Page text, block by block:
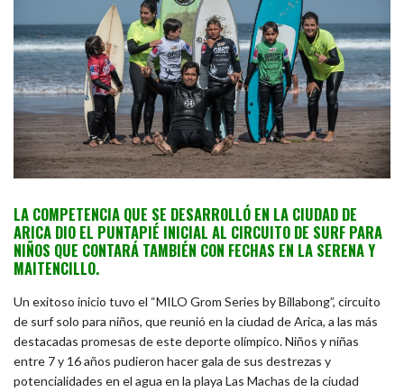
LA COMPETENCIA QUE SE DESARROLLÓ EN LA CIUDAD DE
ARICA DIO EL PUNTAPIÉ INICIAL AL CIRCUITO DE SURF PARA
NIÑOS QUE CONTARÁ TAMBIÉN CON FECHAS EN LA SERENA Y
MAITENCILLO.
Un exitoso inicio tuvo el “MILO Grom Series by Billabong”, circuito
de surf solo para niños, que reunió en la ciudad de Arica, a las más
destacadas promesas de este deporte olímpico. Niños y niñas
entre 7 y 16 años pudieron hacer gala de sus destrezas y
potencialidades en el agua en la playa Las Machas de la ciudad